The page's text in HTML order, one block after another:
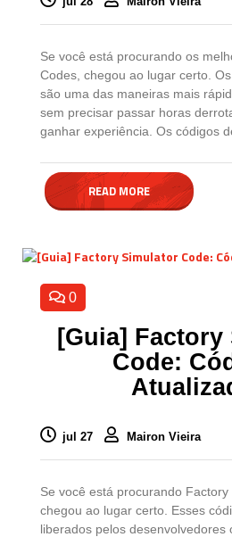
Se você está procurando os
Codes, chegou ao lugar certo.
são uma das maneiras mais
sem precisar passar horas
ganhar experiência. Os códigos
READ MORE
0
[Guia]
Code:
jul 27 Mairon Vieira
Se você está procurando Factory
chegou ao lugar certo. Esses
liberados pelos desenvolvedores